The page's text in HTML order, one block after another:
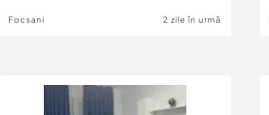
Focsani 2 zile în urmă